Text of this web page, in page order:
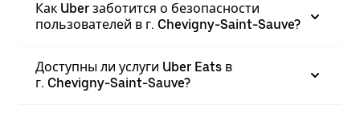
Как Uber заботится о безопасности
пользователей в г. Chevigny-Saint-Sauve?
Доступны ли услуги Uber Eats в
г. Chevigny-Saint-Sauve?